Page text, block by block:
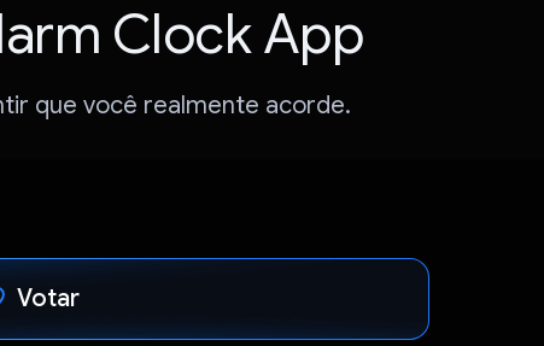
Clock App
que você realmente acorde.
Votar